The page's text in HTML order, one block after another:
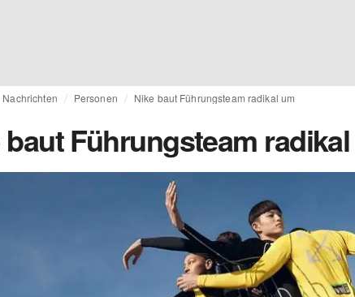
Nachrichten Personen Nike baut Führungsteam radikal um
baut Führungsteam